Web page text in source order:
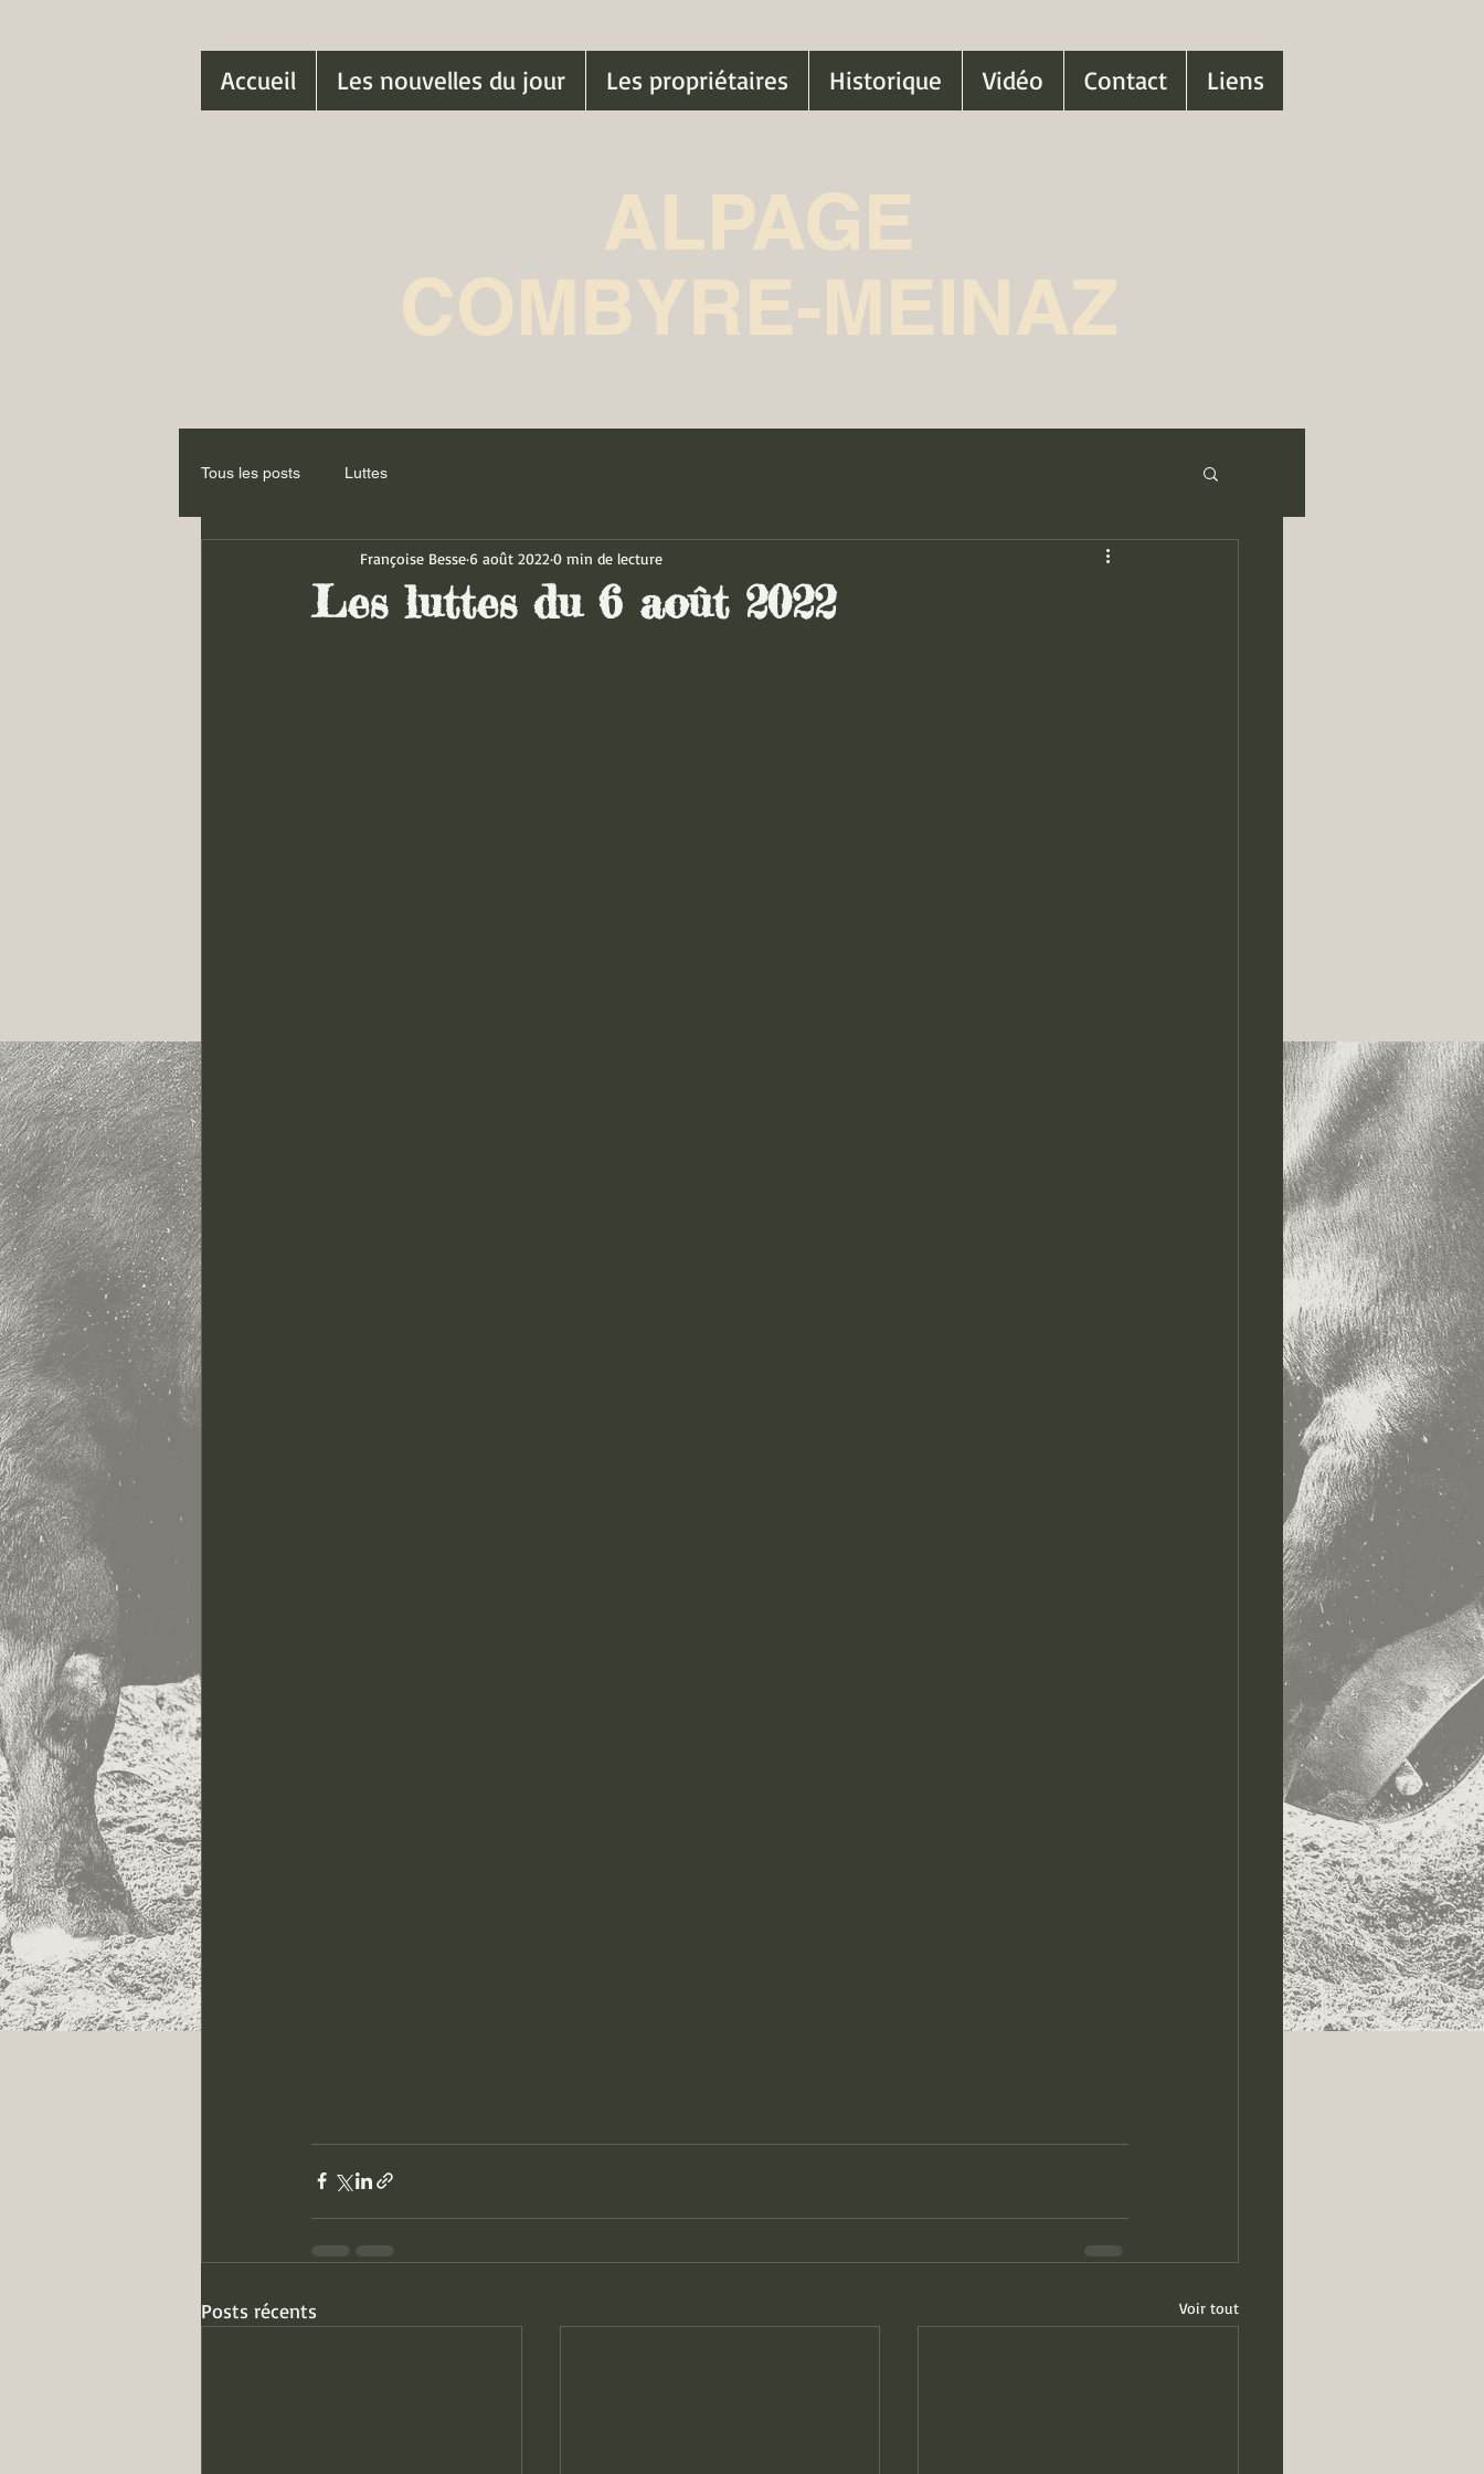
Accueil Les nouvelles du jour Les propriétaires Historique Vidéo Contact Liens
ALPAGE
COMBYRE-MEINAZ
Tous les posts Luttes
Les luttes du 6 août 2022
Françoise Besse 6 août 2022 0 min de lecture
Posts récents Voir tout